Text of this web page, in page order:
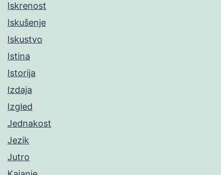
Iskrenost
Iskušenje
Iskustvo
Istina
Istorija
Izdaja
Izgled
Jednakost
Jezik
Jutro